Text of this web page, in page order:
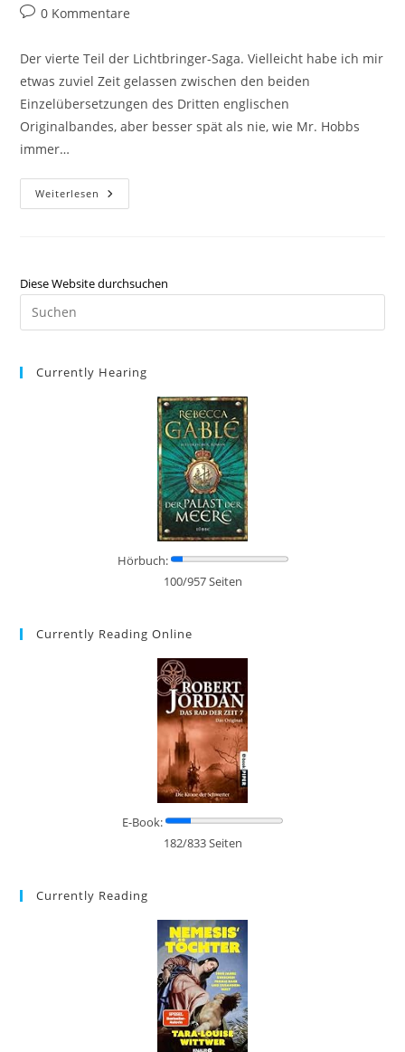
0 Kommentare
Der vierte Teil der Lichtbringer-Saga. Vielleicht habe ich mir
etwas zuviel Zeit gelassen zwischen den beiden
Einzelübersetzungen des Dritten englischen
Originalbandes, aber besser spät als nie, wie Mr. Hobbs
immer…
Weiterlesen
Diese Website durchsuchen
Currently Hearing
Hörbuch:
100/957 Seiten
Currently Reading Online
E-Book:
182/833 Seiten
Currently Reading